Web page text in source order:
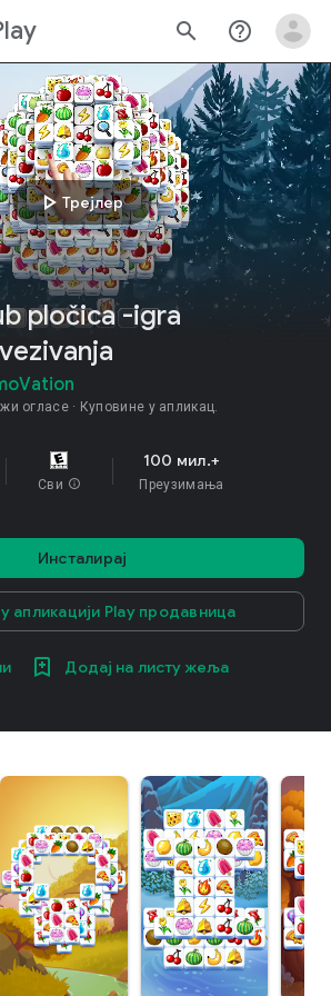
search help_outline
play_arrowТрејлер
pločica -igra
огласе Куповине у апликац.
Сви info
100 мил.+
Преузимања
Инсталирај
апликацији Play продавница
Додај на листу жеља